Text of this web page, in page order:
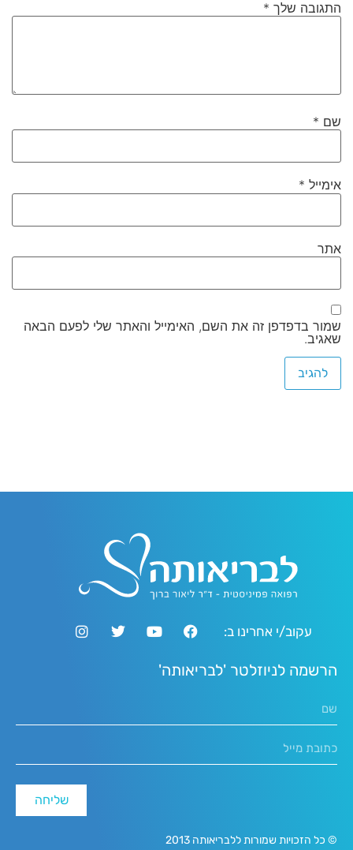
התגובה שלך *
שם *
אימייל *
אתר
שמור בדפדפן זה את השם, האימייל והאתר שלי לפעם הבאה
שאגיב.
עקוב/י אחרינו ב:
הרשמה לניוזלטר 'לבריאותה'
שליחה
© כל הזכויות שמורות ללבריאותה 2013